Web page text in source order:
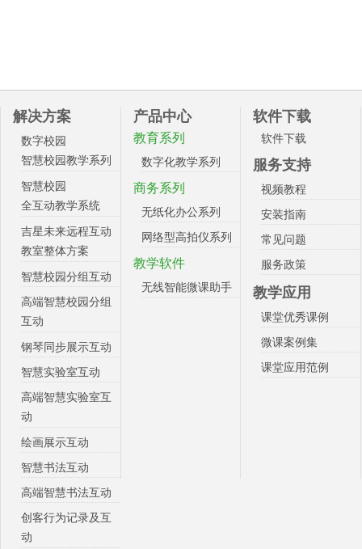
解决方案
数字校园
智慧校园教学系列
智慧校园
全互动教学系统
吉星未来远程互动
教室整体方案
智慧校园分组互动
高端智慧校园分组
互动
钢琴同步展示互动
智慧实验室互动
高端智慧实验室互
动
绘画展示互动
智慧书法互动
高端智慧书法互动
创客行为记录及互
动
产品中心
教育系列
数字化教学系列
商务系列
无纸化办公系列
网络型高拍仪系列
教学软件
无线智能微课助手
软件下载
软件下载
服务支持
视频教程
安装指南
常见问题
服务政策
教学应用
课堂优秀课例
微课案例集
课堂应用范例